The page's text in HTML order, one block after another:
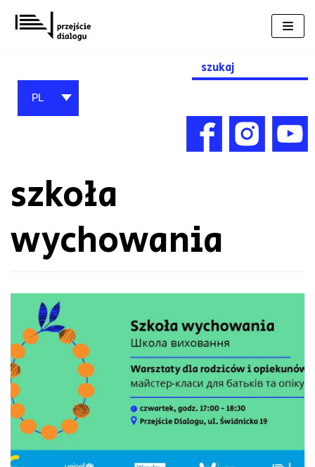
Przejdź
do
Search
for:
PL
szkoła
wychowania